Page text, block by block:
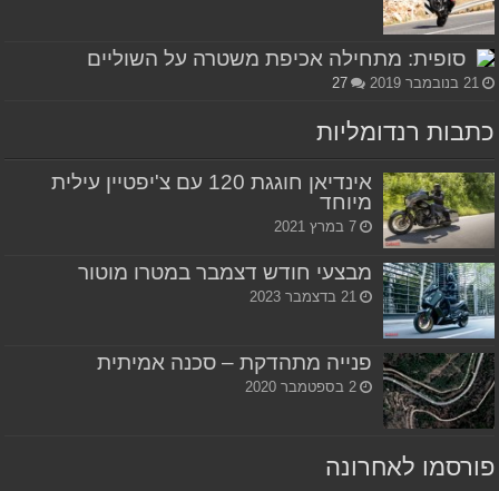
סופית: מתחילה אכיפת משטרה על השוליים
21 בנובמבר 2019 27
כתבות רנדומליות
אינדיאן חוגגת 120 עם צ'יפטיין עילית
מיוחד
7 במרץ 2021
מבצעי חודש דצמבר במטרו מוטור
21 בדצמבר 2023
פנייה מתהדקת – סכנה אמיתית
2 בספטמבר 2020
פורסמו לאחרונה